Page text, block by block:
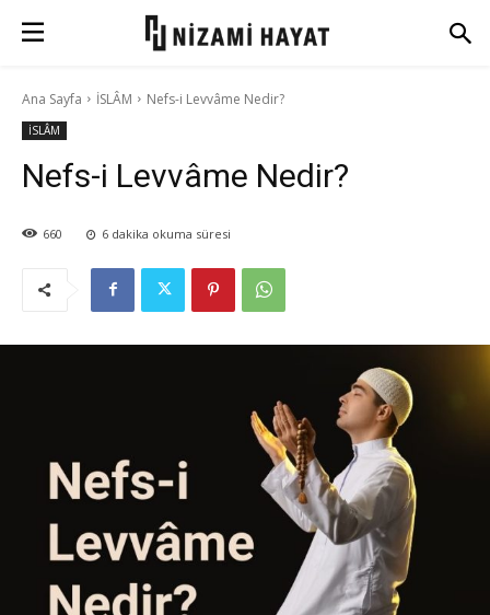
Ana Sayfa İSLÂM Nefs-i Levvâme Nedir?
İSLÂM
Nefs-i Levvâme Nedir?
660 6 dakika okuma süresi